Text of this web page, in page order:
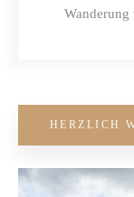
Wanderung
HERZLICH